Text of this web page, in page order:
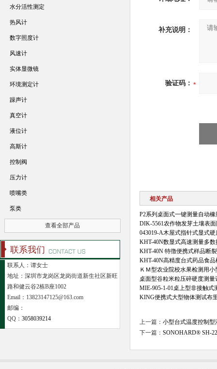
补充说明：
验证码：
相关产品
P2系列桌面式一键测量自动
DIK-5561农作物发芽土壤表
043019-A木屋式指针式显式
KHT-40N数显式高速测量多
KHT-40N 特徴便携式样品断
KHT-40N高精度台式药品食
ＫＭ型农业院校水果检测用
桌面型谷粒米粒压碎硬度测量
MIE-905-1-01桌上型非接触
KING便携式大型物体测试布
上一篇： 小型台式温度控制
下一篇： SONOHARD® SH-
水分活性测定
热风计
数字照度计
风速计
实体显微镜
环境测定计
躁声计
真空计
液位计
高斯计
控制阀
压力计
喷嘴类
泵类
查看全部产品
联系我们
联系人：谭女士
地址：深圳市龙岗区龙岗街道新生社区新旺
路和健云谷2栋B座1002
Email：13823147125@163.com
邮编：
QQ： 3058039214